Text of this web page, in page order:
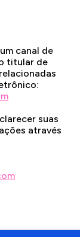
canal de
titular de
suas
através